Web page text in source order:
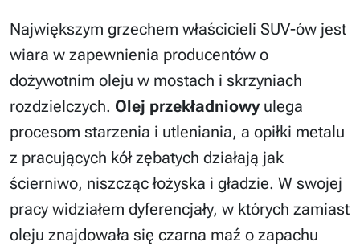
Największym grzechem właścicieli SUV-ów jest
wiara w zapewnienia producentów o
dożywotnim oleju w mostach i skrzyniach
rozdzielczych. Olej przekładniowy ulega
procesom starzenia i utleniania, a opiłki metalu
z pracujących kół zębatych działają jak
ścierniwo, niszcząc łożyska i gładzie. W swojej
pracy widziałem dyferencjały, w których zamiast
oleju znajdowała się czarna maź o zapachu